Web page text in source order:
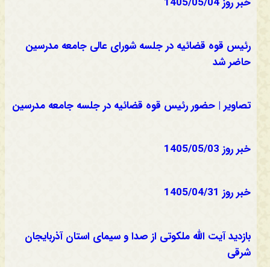
رئیس قوه قضائیه در جلسه شورای عالی جامعه مدرسین
حاضر شد
تصاویر | حضور رئیس قوه قضائیه در جلسه جامعه مدرسین
خبر روز 1405/05/03
خبر روز 1405/04/31
بازدید آیت الله ملکوتی از صدا و سیمای استان آذربایجان
شرقی